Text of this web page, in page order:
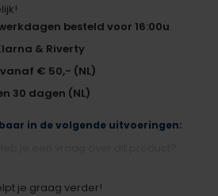
besteld voor 16:00u
& Riverty
vanaf € 50,- (NL)
30 dagen (NL)
in de volgende uitvoeringen:
je graag verder!